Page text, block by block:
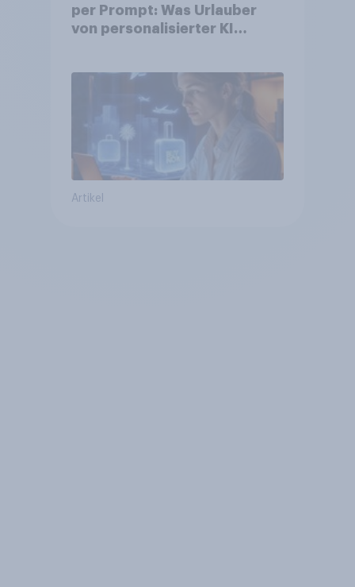
per Prompt: Was Urlauber
von personalisierter KI
bereits genutzt werden
Artikel